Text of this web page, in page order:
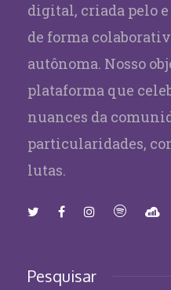
digital, criada pelo e
de forma
autônoma. Nosso
plataforma que
nuances da
particularidades,
lutas.
Pesquisar